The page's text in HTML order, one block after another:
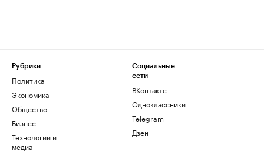
Рубрики
Политика
Экономика
Общество
Бизнес
Технологии и
медиа
Социальные
сети
ВКонтакте
Одноклассники
Telegram
Дзен